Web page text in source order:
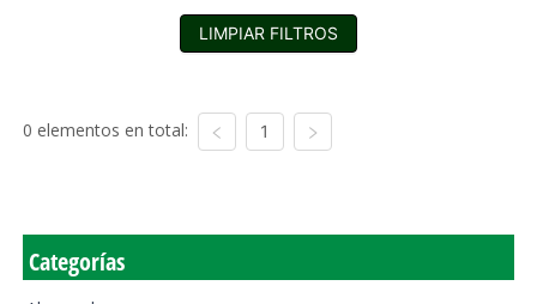
LIMPIAR FILTROS
0 elementos en total: 1
Categorías